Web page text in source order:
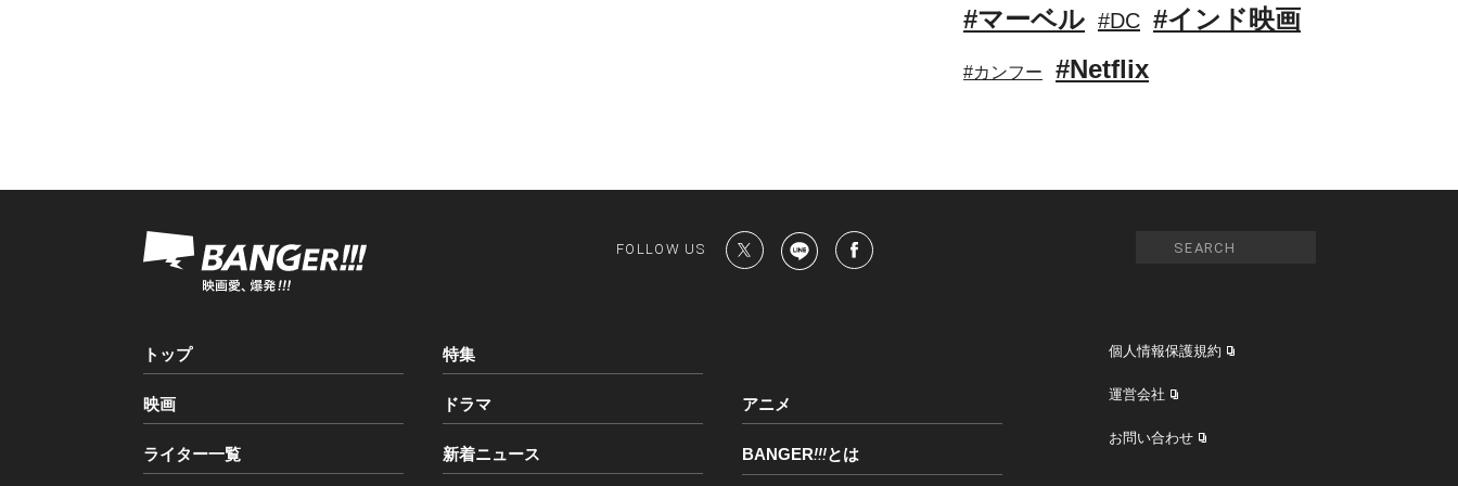
#マーベル #DC #インド映画
#カンフー #Netflix
FOLLOW US
トップ 特集
映画 ドラマ アニメ
ライター一覧 新着ニュース BANGER!!!とは
個人情報保護規約
運営会社
お問い合わせ